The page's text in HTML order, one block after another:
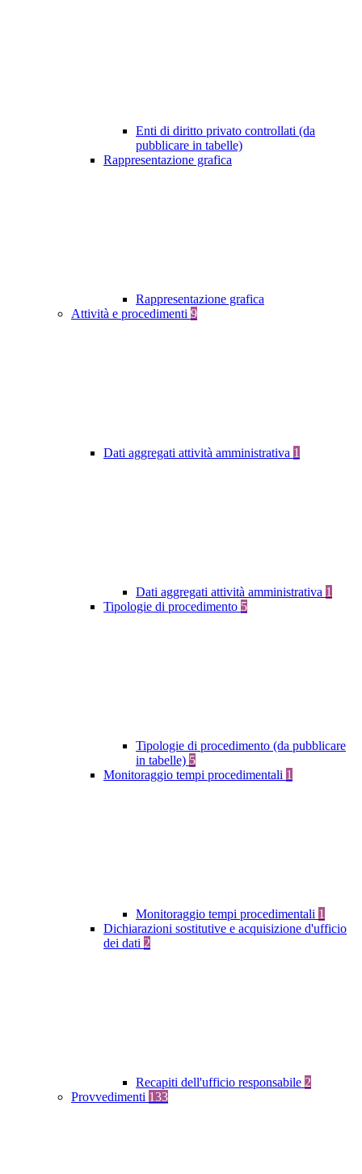
Enti di diritto privato controllati (da
pubblicare in tabelle)
Rappresentazione grafica
Rappresentazione grafica
Attività e procedimenti 9
Dati aggregati attività amministrativa 1
Dati aggregati attività amministrativa 1
Tipologie di procedimento 5
Tipologie di procedimento (da pubblicare
in tabelle) 5
Monitoraggio tempi procedimentali 1
Monitoraggio tempi procedimentali 1
Dichiarazioni sostitutive e acquisizione d'ufficio
dei dati 2
Recapiti dell'ufficio responsabile 2
Provvedimenti 133